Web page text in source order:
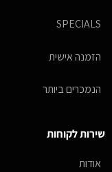
SPECIALS
הזמנה אישית
הנמכרים ביותר
שירות לקוחות
אודות